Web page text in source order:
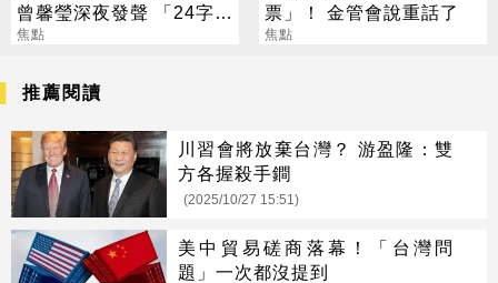
曾馨瑩深夜發聲 「24字」
吐盡最心繫的事
焦點
票」！ 金管會說重話了
焦點
推薦閱讀
川習會將放棄台灣？ 游盈隆：雙
方各握殺手鐧
(2025/10/27 15:51)
美中貿易磋商落幕！「台灣問
題」一次都沒提到